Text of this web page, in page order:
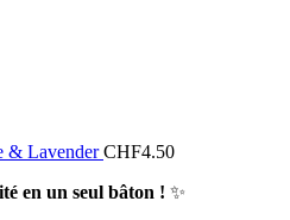
& LavenderCHF4.50
en un seul bâton ! ✨